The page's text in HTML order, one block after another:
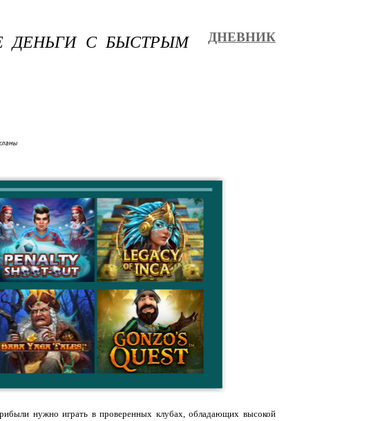
ДЕНЬГИ С БЫСТРЫМ
ДНЕВНИК
нужно играть в проверенных клубах, обладающих высокой